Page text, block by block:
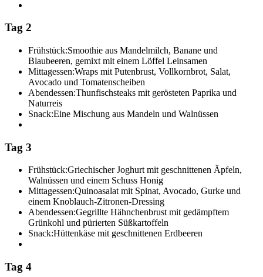
Tag 2
Frühstück:Smoothie aus Mandelmilch, Banane und
Blaubeeren, gemixt mit einem Löffel Leinsamen
Mittagessen:Wraps mit Putenbrust, Vollkornbrot, Salat,
Avocado und Tomatenscheiben
Abendessen:Thunfischsteaks mit gerösteten Paprika und
Naturreis
Snack:Eine Mischung aus Mandeln und Walnüssen
Tag 3
Frühstück:Griechischer Joghurt mit geschnittenen Äpfeln,
Walnüssen und einem Schuss Honig
Mittagessen:Quinoasalat mit Spinat, Avocado, Gurke und
einem Knoblauch-Zitronen-Dressing
Abendessen:Gegrillte Hähnchenbrust mit gedämpftem
Grünkohl und pürierten Süßkartoffeln
Snack:Hüttenkäse mit geschnittenen Erdbeeren
Tag 4